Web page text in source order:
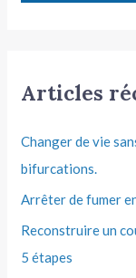
Articles
Changer de vie
bifurcations.
Arrêter de fumer
Reconstruire un
5 étapes